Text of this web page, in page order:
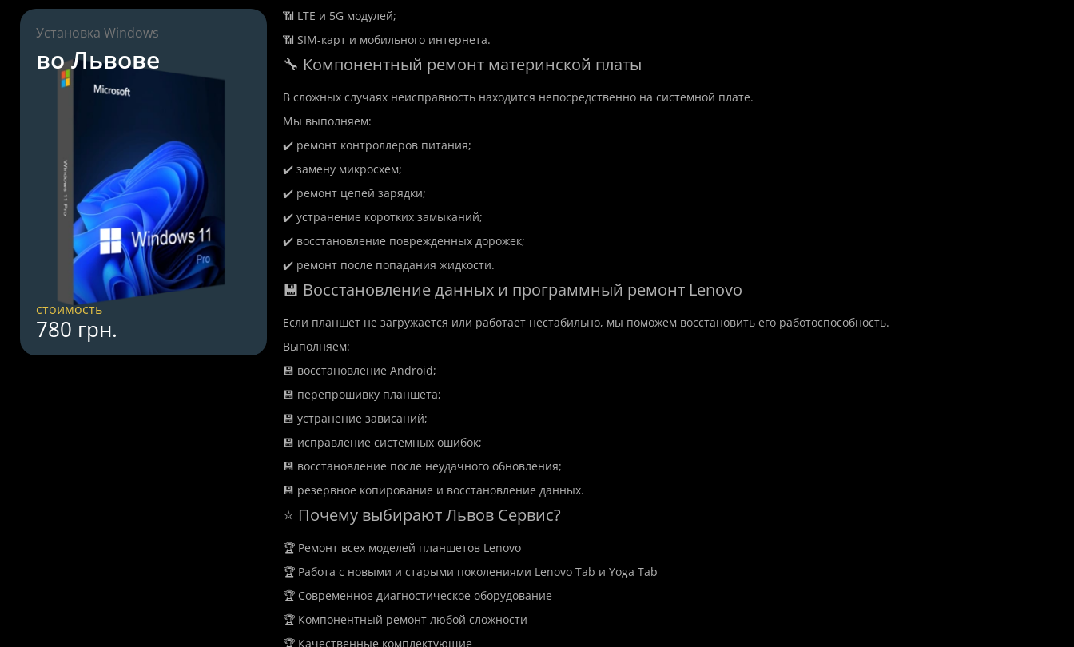
Установка Windows
во Львове
стоимость
780 грн.
📶 LTE и 5G модулей;
📶 SIM-карт и мобильного интернета.
🔧 Компонентный ремонт материнской платы
В сложных случаях неисправность находится непосредственно на системной плате.
Мы выполняем:
✔️ ремонт контроллеров питания;
✔️ замену микросхем;
✔️ ремонт цепей зарядки;
✔️ устранение коротких замыканий;
✔️ восстановление поврежденных дорожек;
✔️ ремонт после попадания жидкости.
💾 Восстановление данных и программный ремонт Lenovo
Если планшет не загружается или работает нестабильно, мы поможем восстановить его работоспособность.
Выполняем:
💾 восстановление Android;
💾 перепрошивку планшета;
💾 устранение зависаний;
💾 исправление системных ошибок;
💾 восстановление после неудачного обновления;
💾 резервное копирование и восстановление данных.
⭐ Почему выбирают Львов Сервис?
🏆 Ремонт всех моделей планшетов Lenovo
🏆 Работа с новыми и старыми поколениями Lenovo Tab и Yoga Tab
🏆 Современное диагностическое оборудование
🏆 Компонентный ремонт любой сложности
🏆 Качественные комплектующие